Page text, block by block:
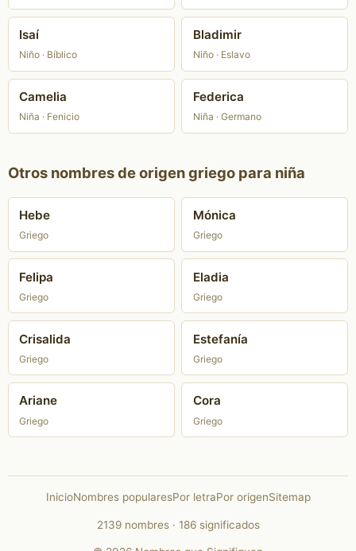
Isaí
Niño · Bíblico
Bladimir
Niño · Eslavo
Camelia
Niña · Fenicio
Federica
Niña · Germano
Otros nombres de origen griego para niña
Hebe
Griego
Mónica
Griego
Felipa
Griego
Eladia
Griego
Crisalida
Griego
Estefanía
Griego
Ariane
Griego
Cora
Griego
InicioNombres popularesPor letraPor origenSitemap
2139 nombres · 186 significados